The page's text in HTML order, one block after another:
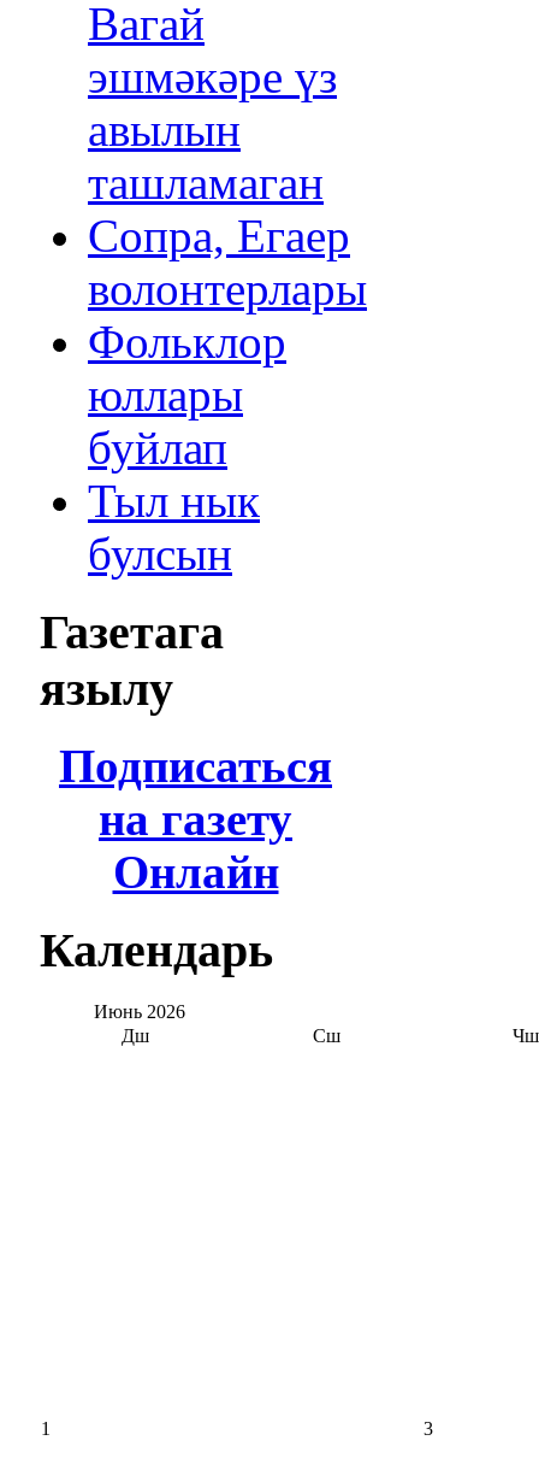
Вагай
эшмәкәре үз
авылын
ташламаган
Сопра, Егаер
волонтерлары
Фольклор
юллары
буйлап
Тыл нык
булсын
Газетага
язылу
Подписаться
на газету
Онлайн
Календарь
Июнь 2026
Дш
Сш Чш
1
3